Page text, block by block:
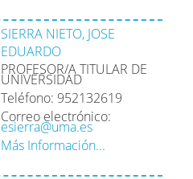
SIERRA NIETO, JOSE
EDUARDO
PROFESOR/A TITULAR DE
UNIVERSIDAD
Teléfono: 952132619
Correo electrónico:
esierra@uma.es
Más Información...